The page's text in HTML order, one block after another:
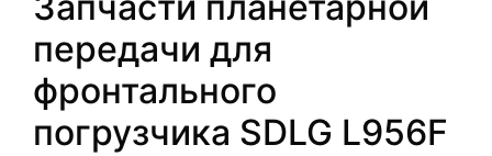
передачи для
фронтального
погрузчика SDLG L956F